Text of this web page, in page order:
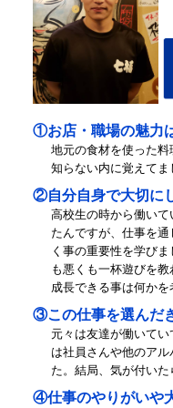
①お店・職場の魅力
地元の食材を使った
知らない内に覚えてま
②自分自身で大切に
高校生の時から働い
たんですが、仕事を
く事の重要性を学び
も悪くも一杯遊びを
成長できる事は何かを
③この仕事を選んだ
元々は友達が働いて
は社員さんや他のア
た。結局、気が付いた
④仕事のやりがいや